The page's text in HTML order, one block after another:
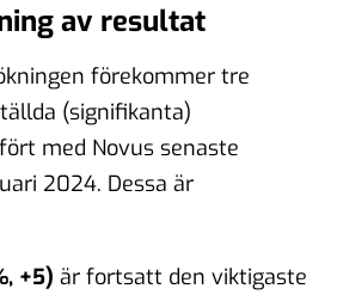
av resultat
förekommer tre
(signifikanta)
med Novus senaste
2024. Dessa är
+5) är fortsatt den viktigaste